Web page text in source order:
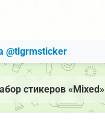
@tlgrmsticker
стикеров «Mixed»